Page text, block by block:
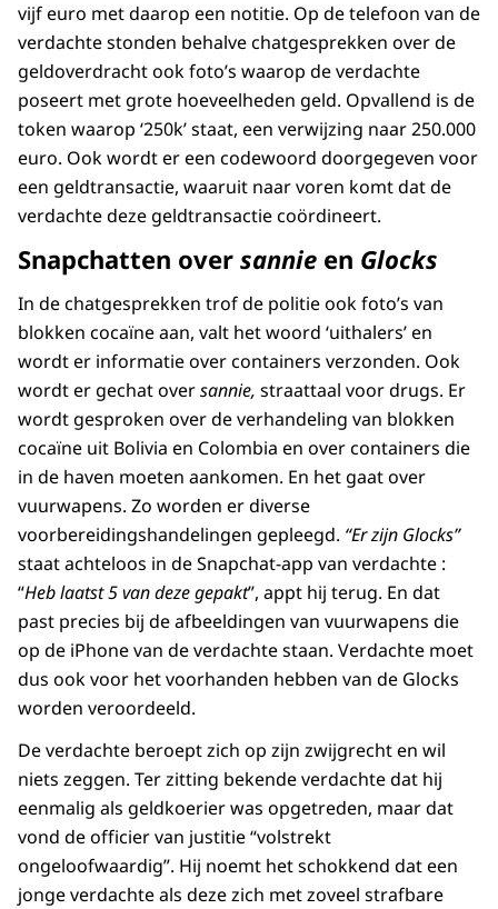
vijf euro met daarop een notitie. Op de telefoon van de
verdachte stonden behalve chatgesprekken over de
geldoverdracht ook foto’s waarop de verdachte
poseert met grote hoeveelheden geld. Opvallend is de
token waarop ‘250k’ staat, een verwijzing naar 250.000
euro. Ook wordt er een codewoord doorgegeven voor
een geldtransactie, waaruit naar voren komt dat de
verdachte deze geldtransactie coördineert.
Snapchatten over sannie en Glocks
In de chatgesprekken trof de politie ook foto’s van
blokken cocaïne aan, valt het woord ‘uithalers’ en
wordt er informatie over containers verzonden. Ook
wordt er gechat oversannie, straattaal voor drugs. Er
wordt gesproken over de verhandeling van blokken
cocaïne uit Bolivia en Colombia en over containers die
in de haven moeten aankomen. En het gaat over
vuurwapens. Zo worden er diverse
voorbereidingshandelingen gepleegd. “Er zijn Glocks”
staat achteloos in deSnapchat-app van verdachte :
“Heb laatst 5 van deze gepakt”, appt hij terug. En dat
past precies bij de afbeeldingen van vuurwapens die
op de iPhone van de verdachte staan. Verdachte moet
dus ook voor het voorhanden hebben van de Glocks
worden veroordeeld.
De verdachte beroept zich op zijn zwijgrecht en wil
niets zeggen. Ter zitting bekende verdachte dat hij
eenmalig als geldkoerier was opgetreden, maar dat
vond de officier van justitie “volstrekt
ongeloofwaardig”. Hij noemt het schokkend dat een
jonge verdachte als deze zich met zoveel strafbare